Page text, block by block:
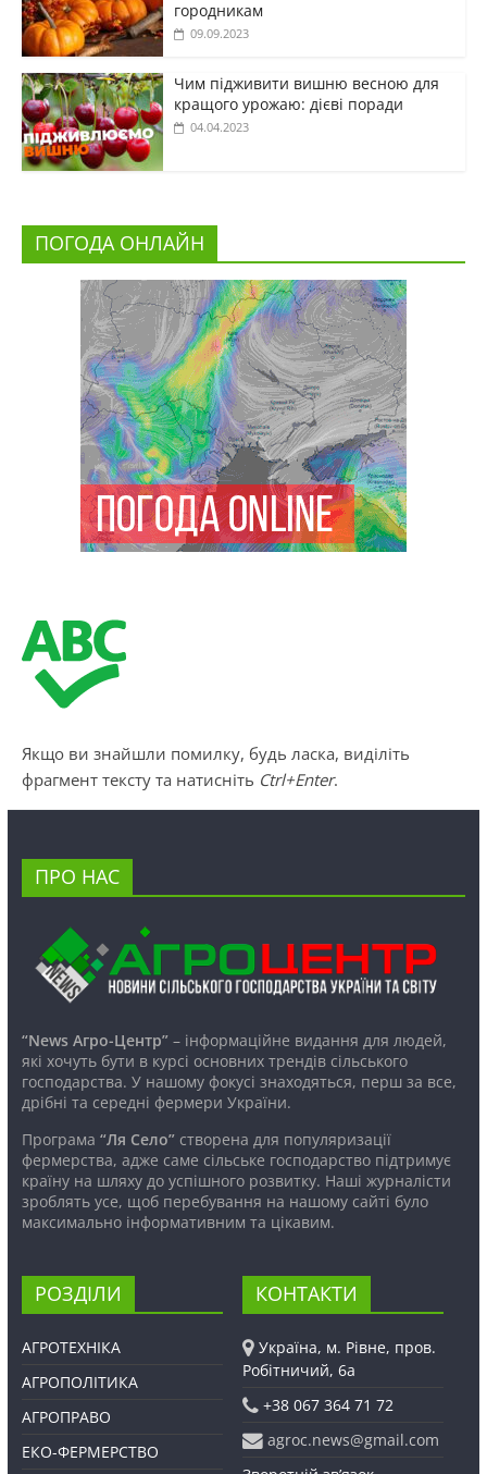
городникам
09.09.2023
Чим підживити вишню весною для
кращого урожаю: дієві поради
04.04.2023
ПОГОДА ОНЛАЙН
Якщо ви знайшли помилку, будь ласка, виділіть
фрагмент тексту та натисніть Ctrl+Enter.
ПРО НАС
“News Агро-Центр”– інформаційне видання для людей,
які хочуть бути в курсі основних трендів сільського
господарства. У нашому фокусі знаходяться, перш за все,
дрібні та середні фермери України.
Програма “Ля Село”створена для популяризації
фермерства, адже саме сільське господарство підтримує
країну на шляху до успішного розвитку. Наші журналісти
зроблять усе, щоб перебування на нашому сайті було
максимально інформативним та цікавим.
РОЗДІЛИ
АГРОТЕХНІКА
АГРОПОЛІТИКА
АГРОПРАВО
ЕКО-ФЕРМЕРСТВО
КОНТАКТИ
Україна, м. Рівне, пров.
Робітничий, 6а
+38 067 364 71 72
agroc.news@gmail.com